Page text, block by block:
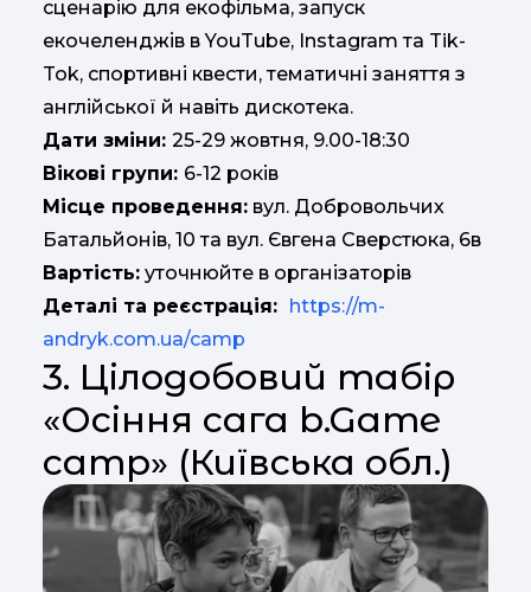
сценарію для екофільма, запуск
екочеленджів в YouTube, Instagram та Tik-
Tok, спортивні квести, тематичні заняття з
англійської й навіть дискотека.
Дати зміни: 25-29 жовтня, 9.00-18:30
Вікові групи: 6-12 років
Місце проведення: вул. Добровольчих
Батальйонів, 10 та вул. Євгена Сверстюка, 6в
Вартість: уточнюйте в організаторів
Деталі та реєстрація: https://m-
andryk.com.ua/camp
3. Цілодобовий табір
«Осіння сага b.Game
camp» (Київська обл.)